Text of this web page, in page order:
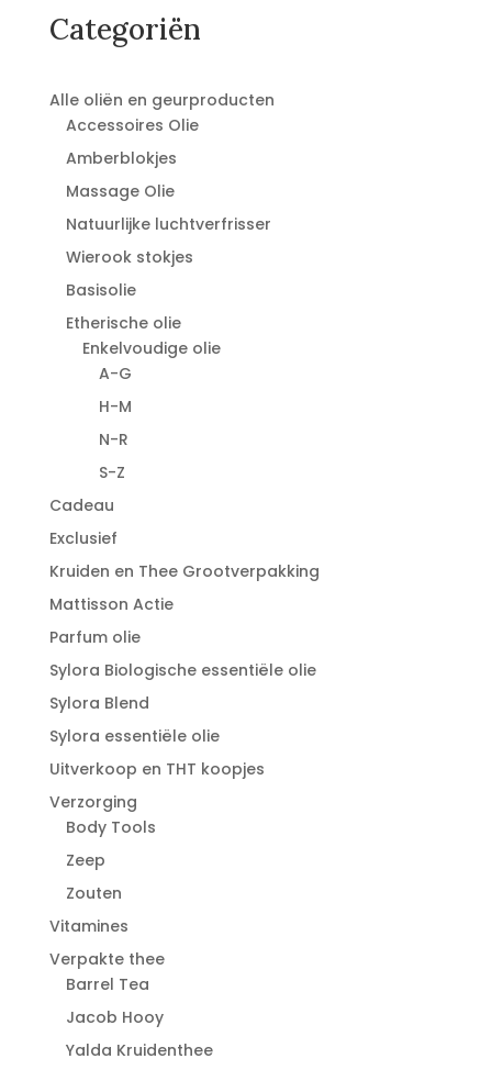
Categoriën
Alle oliën en geurproducten
Accessoires Olie
Amberblokjes
Massage Olie
Natuurlijke luchtverfrisser
Wierook stokjes
Basisolie
Etherische olie
Enkelvoudige olie
A-G
H-M
N-R
S-Z
Cadeau
Exclusief
Kruiden en Thee Grootverpakking
Mattisson Actie
Parfum olie
Sylora Biologische essentiële olie
Sylora Blend
Sylora essentiële olie
Uitverkoop en THT koopjes
Verzorging
Body Tools
Zeep
Zouten
Vitamines
Verpakte thee
Barrel Tea
Jacob Hooy
Yalda Kruidenthee